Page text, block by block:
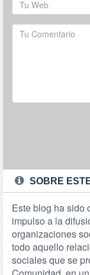
SOBRE
Este blog ha sido
impulso a la
organizaciones
todo aquello
sociales que se